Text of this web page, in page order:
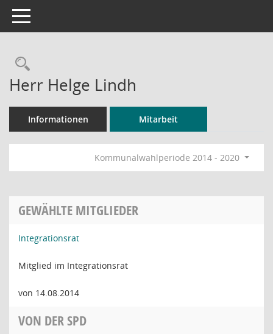
Toggle navigation
Rechercheauswahl
Herr Helge Lindh
Informationen Mitarbeit
Kommunalwahlperiode 2014 - 2020
GEWÄHLTE MITGLIEDER
Integrationsrat
Mitglied im Integrationsrat
von 14.08.2014
VON DER SPD